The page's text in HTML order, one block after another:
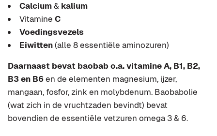
Calcium& kalium
Vitamine C
Voedingsvezels
Eiwitten(alle 8 essentiële aminozuren)
Daarnaast bevat baobab o.a. vitamine A, B1, B2,
B3 en B6en de elementen magnesium, ijzer,
mangaan, fosfor, zink en molybdenum. Baobabolie
(wat zich in de vruchtzaden bevindt) bevat
bovendien de essentiële vetzuren omega 3 & 6.